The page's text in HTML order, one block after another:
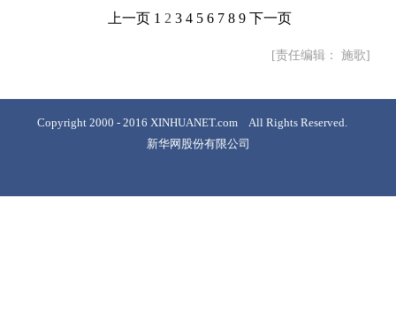
上一页 1 2 3 4 5 6 7 8 9 下一页
[责任编辑： 施歌]
Copyright 2000 - 2016 XINHUANET.com All Rights Reserved.
新华网股份有限公司